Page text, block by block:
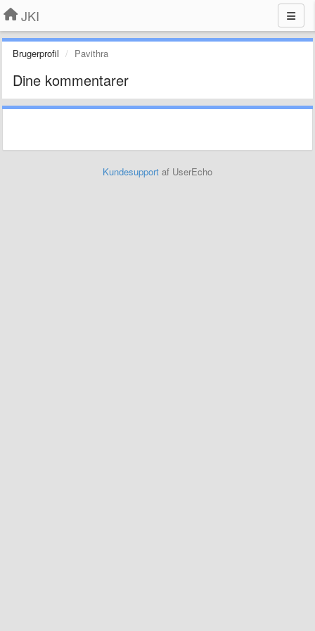
JKI
Brugerprofil Pavithra
Dine kommentarer
Kundesupport af UserEcho